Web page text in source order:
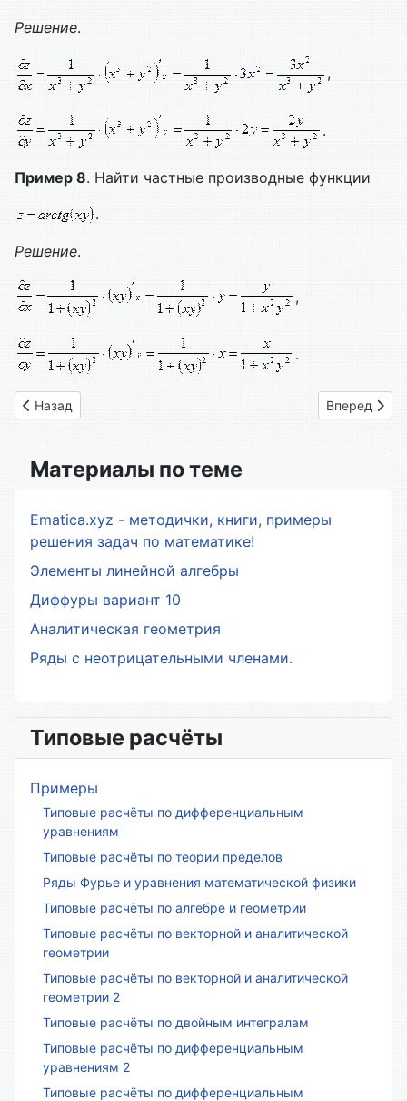
Решение.
,
.
Пример 8. Найти частные производные функции
.
Решение.
,
.
Предыдущий: 1.2. Предел функции двух переменных.
Назад Следующий:
Вперед
Материалы по теме
Ematica.xyz - методички, книги, примеры
решения задач по математике!
Элементы линейной алгебры
Диффуры вариант 10
Аналитическая геометрия
Ряды с неотрицательными членами.
Типовые расчёты
Примеры
Типовые расчёты по дифференциальным
уравнениям
Типовые расчёты по теории пределов
Ряды Фурье и уравнения математической физики
Типовые расчёты по алгебре и геометрии
Типовые расчёты по векторной и аналитической
геометрии
Типовые расчёты по векторной и аналитической
геометрии 2
Типовые расчёты по двойным интегралам
Типовые расчёты по дифференциальным
уравнениям 2
Типовые расчёты по дифференциальным